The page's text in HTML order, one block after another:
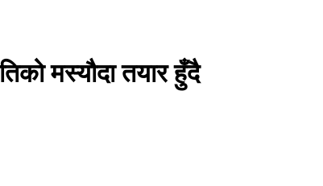
मस्यौदा तयार हुँदै